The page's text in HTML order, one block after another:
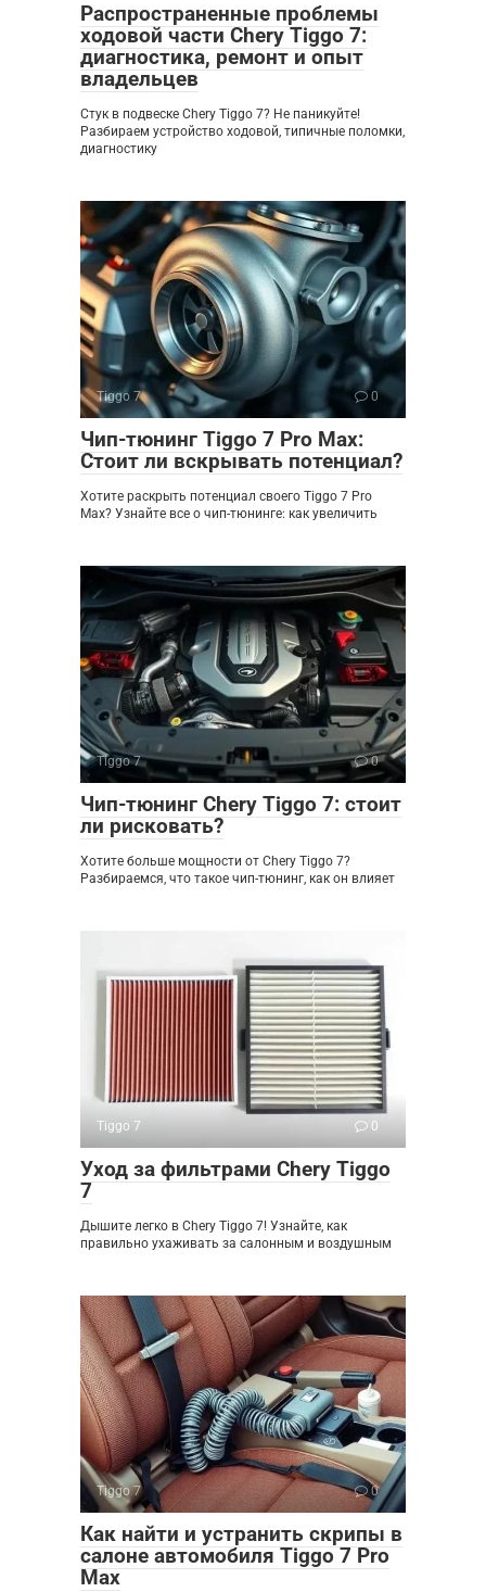
Распространенные проблемы
ходовой части Chery Tiggo 7:
диагностика, ремонт и опыт
владельцев
Стук в подвеске Chery Tiggo 7? Не паникуйте!
Разбираем устройство ходовой, типичные поломки,
диагностику
Tiggo 7 0
Чип-тюнинг Tiggo 7 Pro Max:
Стоит ли вскрывать потенциал?
Хотите раскрыть потенциал своего Tiggo 7 Pro
Max? Узнайте все о чип-тюнинге: как увеличить
Tiggo 7 0
Чип-тюнинг Chery Tiggo 7: стоит
ли рисковать?
Хотите больше мощности от Chery Tiggo 7?
Разбираемся, что такое чип-тюнинг, как он влияет
Tiggo 7 0
Уход за фильтрами Chery Tiggo
7
Дышите легко в Chery Tiggo 7! Узнайте, как
правильно ухаживать за салонным и воздушным
Tiggo 7 0
Как найти и устранить скрипы в
салоне автомобиля Tiggo 7 Pro
Max